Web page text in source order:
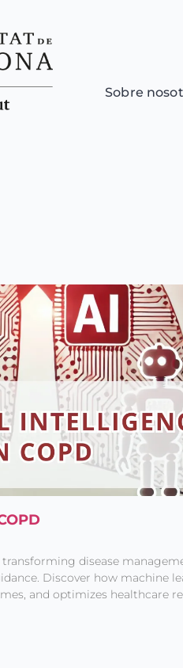
Sobre
disease
Discover how machine
and optimizes healthcare